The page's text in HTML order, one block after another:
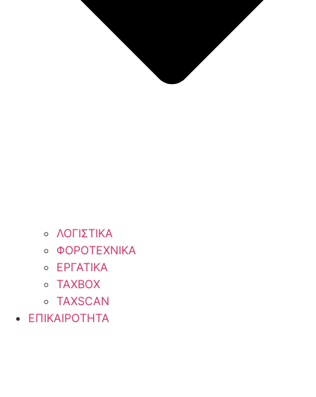
ΛΟΓΙΣΤΙΚΑ
ΦΟΡΟΤΕΧΝΙΚΑ
ΕΡΓΑΤΙΚΑ
TAXBOX
TAXSCAN
ΕΠΙΚΑΙΡΟΤΗΤΑ